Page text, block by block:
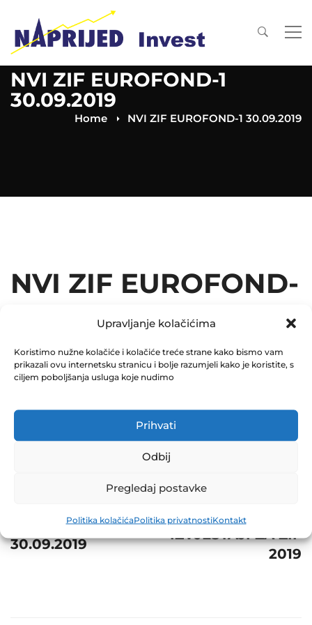
Upravljanje kolačićima
Koristimo nužne kolačiće i kolačiće treće strane kako bismo vam
prikazali ovu internetsku stranicu i bolje razumjeli kako je koristite, s
ciljem poboljšanja usluga koje nudimo
Prihvati
Odbij
Pregledaj postavke
Politika kolačićaPolitika privatnostiKontakt
NVI ZIF EUROFOND-1
30.09.2019
Home NVI ZIF EUROFOND-1 30.09.2019
NVI ZIF EUROFOND-
1 30.09.2019
0 Comments
NVI ZIF NAPRIJED
30.09.2019
DEVETOMJESEČNI
IZVJEŠTAJI ZA ZIF
2019